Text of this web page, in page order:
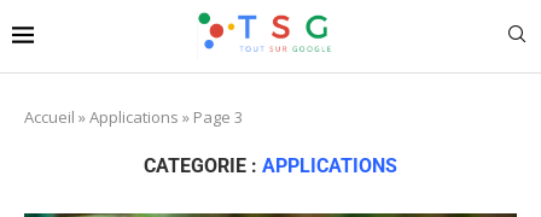
Accueil »Applications » Page 3
CATEGORIE : APPLICATIONS